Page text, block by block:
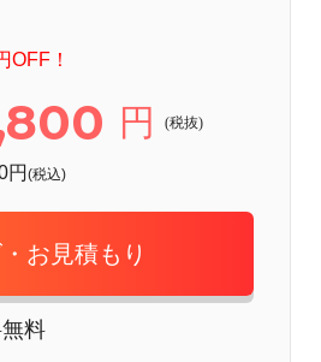
OFF！
円 (税抜)
円 (税込)
お見積もり
料